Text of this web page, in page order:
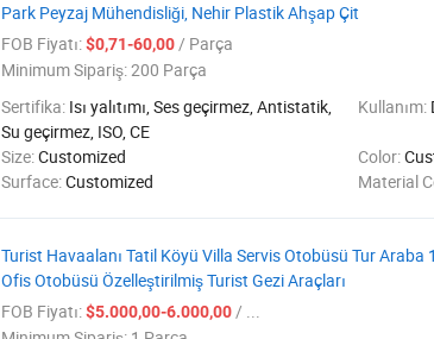
Park Peyzaj Mühendisliği, Nehir Plastik Ahşap Çit
FOB Fiyatı:$0,71-60,00/ Parça
Minimum Sipariş:200 Parça
Sertifika: Isı yalıtımı, Ses geçirmez, Antistatik,
Su geçirmez, ISO, CE
Kullanım:
Size:Customized Color:
Surface:Customized Material
Turist Havaalanı Tatil Köyü Villa Servis Otobüsü Tur Araba
Ofis Otobüsü Özelleştirilmiş Turist Gezi Araçları
FOB Fiyatı:$5.000,00-6.000,00/ ...